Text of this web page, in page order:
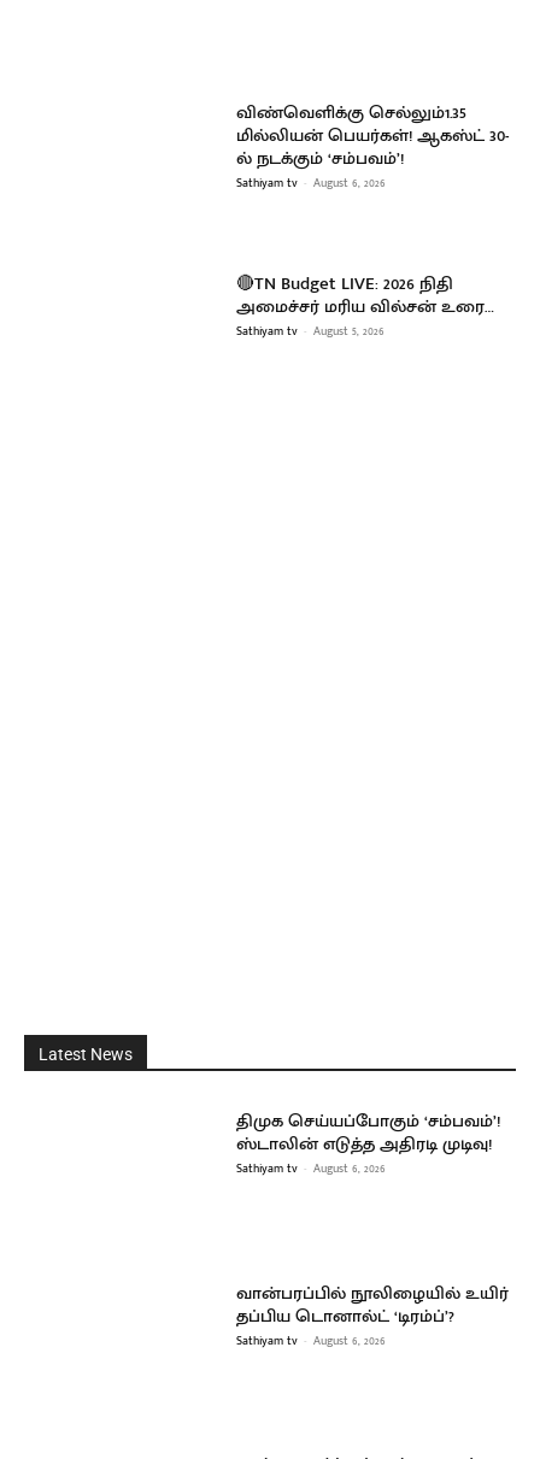
விண்வெளிக்கு செல்லும்1.35
மில்லியன் பெயர்கள்! ஆகஸ்ட் 30-
ல் நடக்கும் ‘சம்பவம்’!
Sathiyam tv - August 6, 2026
🔴TN Budget LIVE: 2026 நிதி
அமைச்சர் மரிய வில்சன் உரை…
Sathiyam tv - August 5, 2026
Latest News
திமுக செய்யப்போகும் ‘சம்பவம்’!
ஸ்டாலின் எடுத்த அதிரடி முடிவு!
Sathiyam tv - August 6, 2026
வான்பரப்பில் நூலிழையில் உயிர்
தப்பிய டொனால்ட் ‘டிரம்ப்’?
Sathiyam tv - August 6, 2026